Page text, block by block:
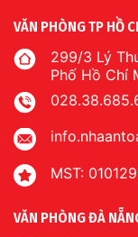
VĂN PHÒNG TP HỒ
299/3 Lý
Phố Hồ Chí
MST:
VĂN PHÒNG ĐÀ